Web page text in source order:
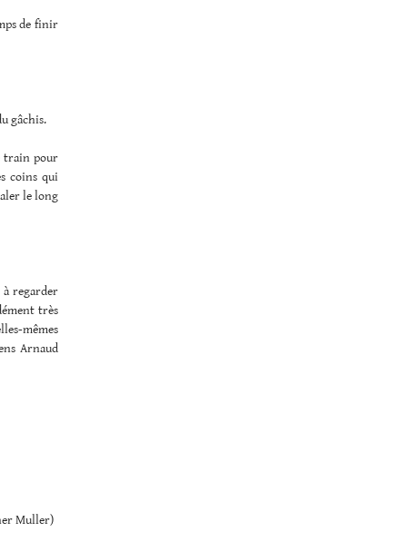
de finir
gâchis.
train pour
coins qui
le long
à regarder
très
mêmes
Arnaud
Muller)